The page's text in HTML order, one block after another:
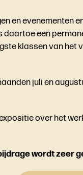
en evenementen
daartoe een
klassen van
juli en
over het
wordt zeer